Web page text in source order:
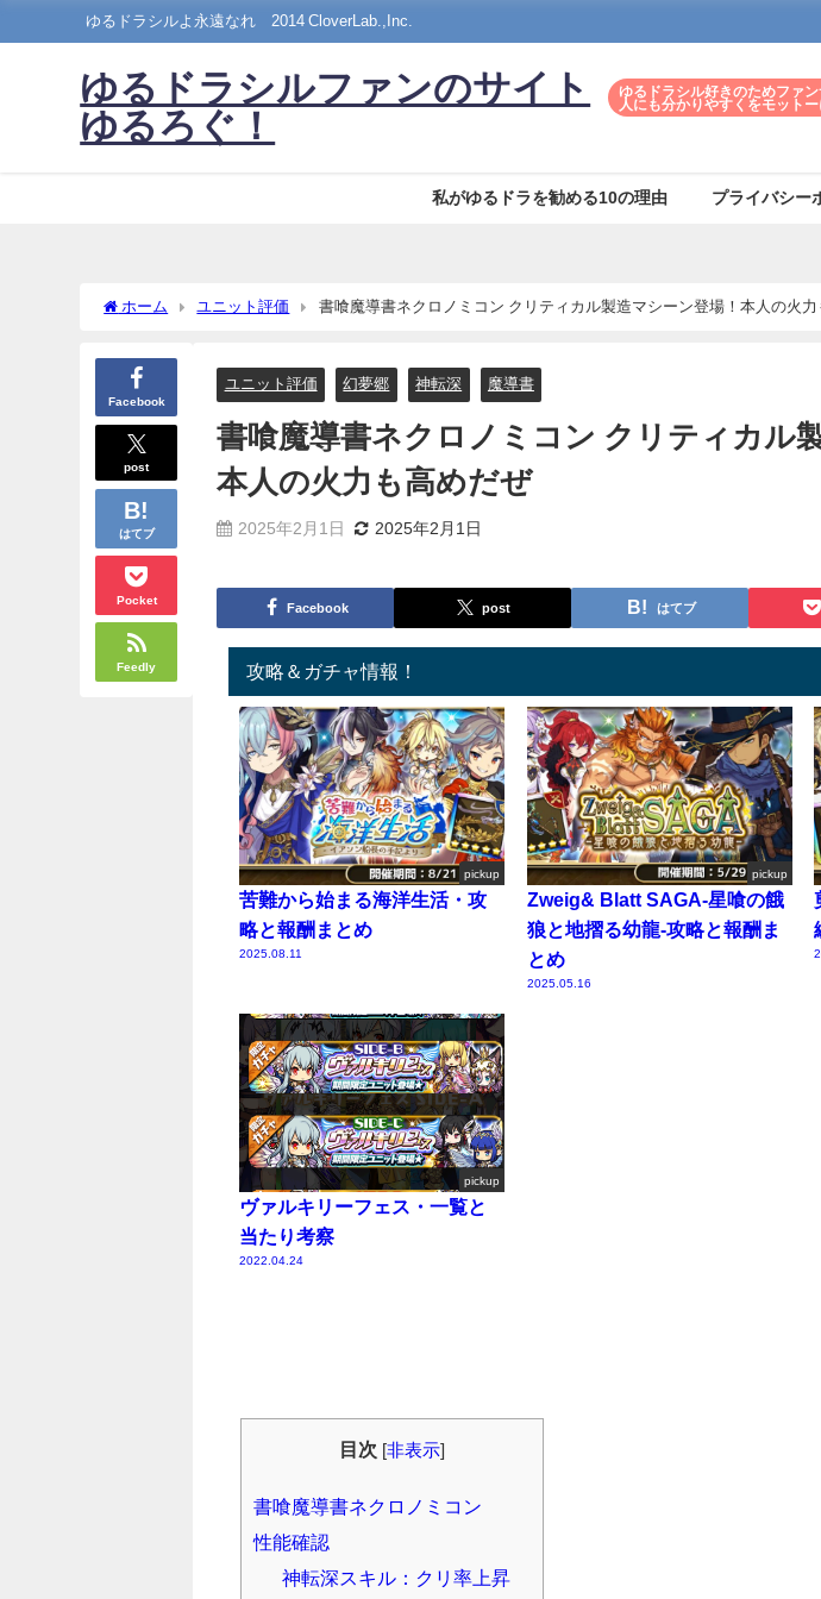
ゆるドラシルよ永遠なれ©2014 CloverLab.,Inc.
ゆるドラシルファンのサイト
ゆるろぐ！
ゆるドラシル好きのためファ
人にも分かりやすくをモット
私がゆるドラを勧める10の理由 プライバシー
ホーム ユニット評価 書喰魔導書ネクロノミコン クリティカル製造マシーン登場！本人の火力
Facebook
post
はてブ
Pocket
Feedly
ユニット評価 幻夢郷 神転深 魔導書
書喰魔導書ネクロノミコン クリティカル
本人の火力も高めだぜ
2025年2月1日 2025年2月1日
Facebook post はてブ
攻略＆ガチャ情報！
pickup
苦難から始まる海洋生活・攻
略と報酬まとめ
2025.08.11
pickup
Zweig& Blatt SAGA-星喰の餓
狼と地摺る幼龍-攻略と報酬ま
とめ
2025.05.16
pickup
ヴァルキリーフェス・一覧と
当たり考察
2022.04.24
目次 [非表示
書喰魔導書ネクロノミコン
性能確認
神転深スキル：クリ率上昇